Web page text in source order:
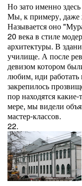
Но зато именно
Мы, к примеру, даже
Называется оно
20 века в стиле
архитектуры. В
училище. А после
девизом котором
любим, иди работать
закрепилось
пор находятся
мере, мы видели
мастер-классов.
22.